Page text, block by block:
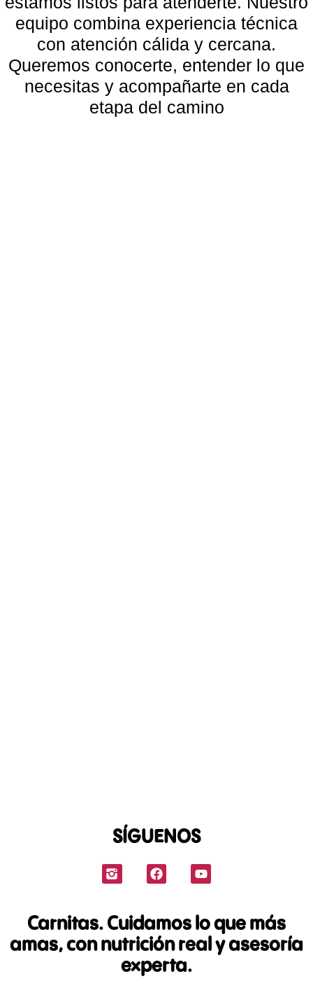
equipo combina experiencia técnica
con atención cálida y cercana.
Queremos conocerte, entender lo que
necesitas y acompañarte en cada
etapa del camino
SÍGUENOS
Carnitas. Cuidamos lo que más
amas, con nutrición real y asesoría
experta.